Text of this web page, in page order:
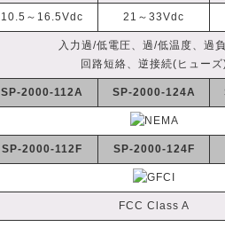
10.5～16.5Vdc 21～33Vdc
入力過/低電圧、過/低温度、過
回路短絡、逆接続(ヒュー
SP-2000-112A SP-2000-124A
SP-2000-112F SP-2000-124F
FCC Class A